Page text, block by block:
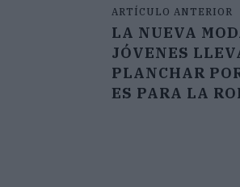
ARTÍCULO ANTERIOR
LA NUEVA
JÓVENES
PLANCHAR
ES PARA LA